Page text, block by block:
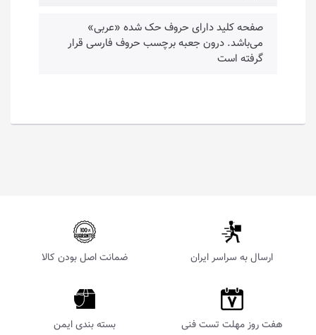
صفحه کلید دارای حروف حک شده «عربی»
می‌باشد. درون جعبه برچسب حروف فارسی قرار
گرفته است
ارسال به سراسر ایران ضمانت اصل بودن کالا
هفت روز مهلت تست فنی بسته بندی ایمن